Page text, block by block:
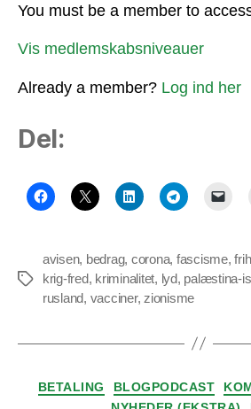
You must be a member to
Vis medlemskabsniveauer
Already a member? Log ind her
Del:
Tags
avisen, bedrag, corona, fascisme,
krig-fred, kriminalitet, lyd, palæstina-
rusland, vacciner, zionisme
BETALING BLOGPODCAST